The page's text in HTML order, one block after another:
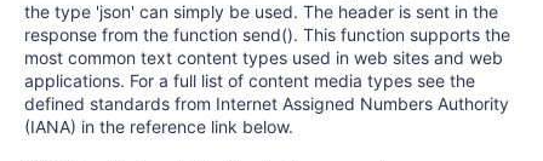
the type 'json' can simply be used. The header is sent in the
response from the function send(). This function supports the
most common text content types used in web sites and web
applications. For a full list of content media types see the
defined standards from Internet Assigned Numbers Authority
(IANA) in the reference link below.